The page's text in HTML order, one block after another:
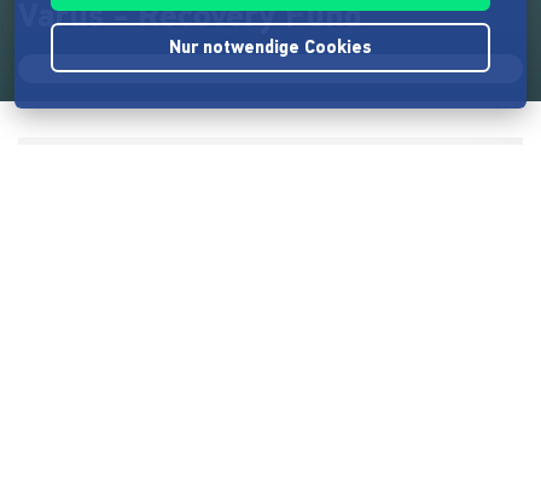
Varus - Recovery Fund
Nur notwendige Cookies